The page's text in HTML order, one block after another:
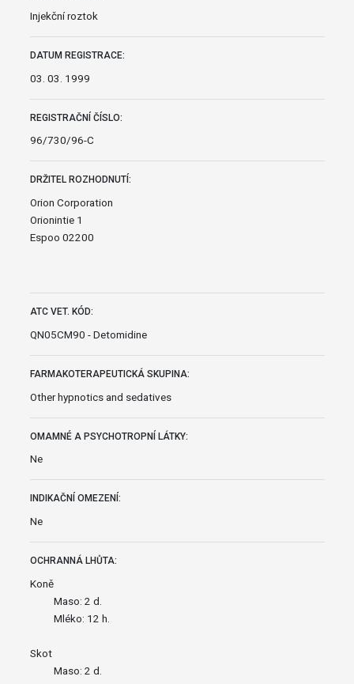
Injekční roztok
DATUM REGISTRACE:
03. 03. 1999
REGISTRAČNÍ ČÍSLO:
96/730/96-C
DRŽITEL ROZHODNUTÍ:
Orion Corporation
Orionintie 1
Espoo 02200
ATC VET. KÓD:
QN05CM90 - Detomidine
FARMAKOTERAPEUTICKÁ SKUPINA:
Other hypnotics and sedatives
OMAMNÉ A PSYCHOTROPNÍ LÁTKY:
Ne
INDIKAČNÍ OMEZENÍ:
Ne
OCHRANNÁ LHŮTA:
Koně
Maso: 2 d.
Mléko: 12 h.
Skot
Maso: 2 d.